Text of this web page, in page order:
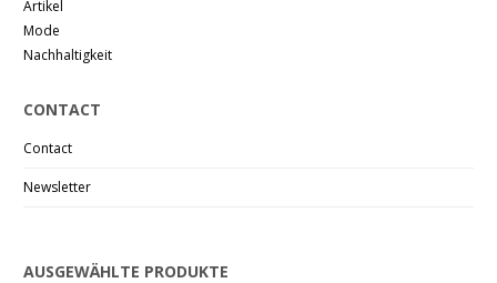
Artikel
Mode
Nachhaltigkeit
CONTACT
Contact
Newsletter
AUSGEWÄHLTE PRODUKTE